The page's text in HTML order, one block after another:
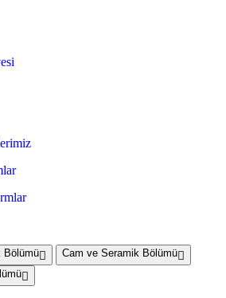
Bölümü
Cam ve Seramik Bölümü